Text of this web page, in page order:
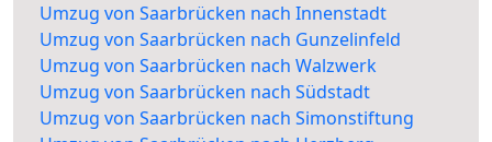
Umzug von Saarbrücken nach Innenstadt
Umzug von Saarbrücken nach Gunzelinfeld
Umzug von Saarbrücken nach Walzwerk
Umzug von Saarbrücken nach Südstadt
Umzug von Saarbrücken nach Simonstiftung